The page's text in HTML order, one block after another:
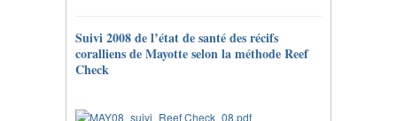
Suivi 2008 de l’état de santé des récifs
coralliens de Mayotte selon la méthode Reef
Check